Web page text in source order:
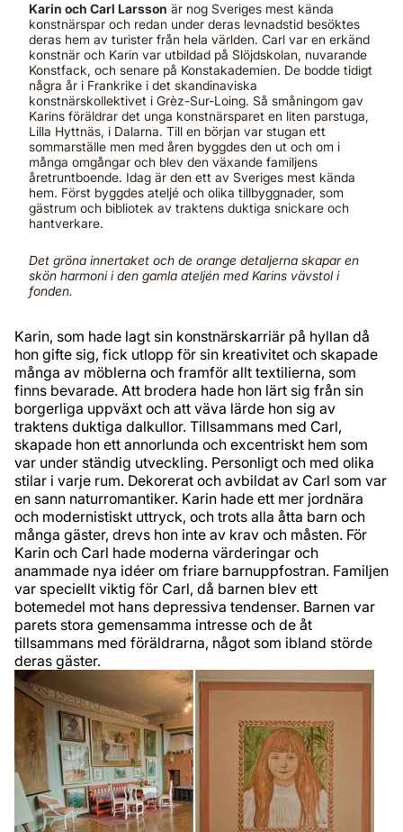
Karin och Carl Larsson är nog Sveriges mest kända
konstnärspar och redan under deras levnadstid besöktes
deras hem av turister från hela världen. Carl var en erkänd
konstnär och Karin var utbildad på Slöjdskolan, nuvarande
Konstfack, och senare på Konstakademien. De bodde tidigt
några år i Frankrike i det skandinaviska
konstnärskollektivet i Grèz-Sur-Loing. Så småningom gav
Karins föräldrar det unga konstnärsparet en liten parstuga,
Lilla Hyttnäs, i Dalarna. Till en början var stugan ett
sommarställe men med åren byggdes den ut och om i
många omgångar och blev den växande familjens
åretruntboende. Idag är den ett av Sveriges mest kända
hem. Först byggdes ateljé och olika tillbyggnader, som
gästrum och bibliotek av traktens duktiga snickare och
hantverkare.
Det gröna innertaket och de orange detaljerna skapar en
skön harmoni i den gamla ateljén med Karins vävstol i
fonden.
Karin, som hade lagt sin konstnärskarriär på hyllan då
hon gifte sig, fick utlopp för sin kreativitet och skapade
många av möblerna och framför allt textilierna, som
finns bevarade. Att brodera hade hon lärt sig från sin
borgerliga uppväxt och att väva lärde hon sig av
traktens duktiga dalkullor. Tillsammans med Carl,
skapade hon ett annorlunda och excentriskt hem som
var under ständig utveckling. Personligt och med olika
stilar i varje rum. Dekorerat och avbildat av Carl som var
en sann naturromantiker. Karin hade ett mer jordnära
och modernistiskt uttryck, och trots alla åtta barn och
många gäster, drevs hon inte av krav och måsten. För
Karin och Carl hade moderna värderingar och
anammade nya idéer om friare barnuppfostran. Familjen
var speciellt viktig för Carl, då barnen blev ett
botemedel mot hans depressiva tendenser. Barnen var
parets stora gemensamma intresse och de åt
tillsammans med föräldrarna, något som ibland störde
deras gäster.